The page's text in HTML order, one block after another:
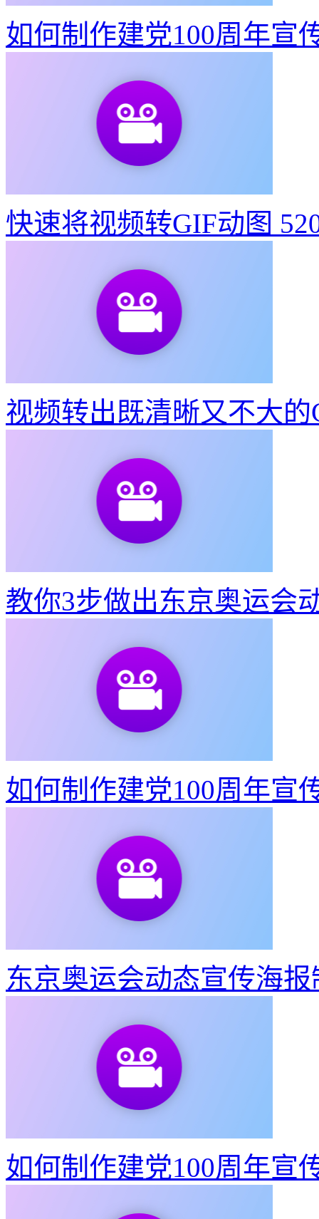
如何制作建党100周年宣
快速将视频转GIF动图
视频转出既清晰又不大的
教你3步做出东京奥运会
如何制作建党100周年宣
东京奥运会动态宣传海
如何制作建党100周年宣